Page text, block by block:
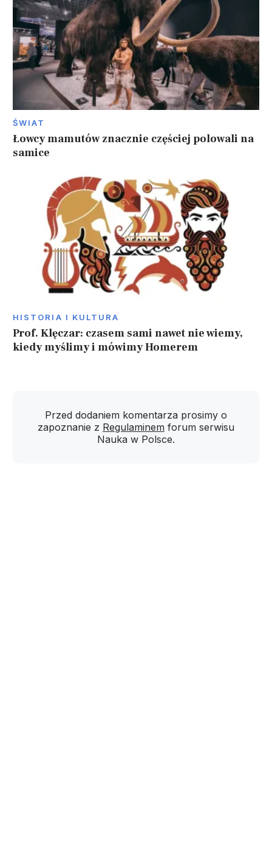
ŚWIAT
Łowcy mamutów znacznie częściej polowali na
samice
HISTORIA I KULTURA
Prof. Klęczar: czasem sami nawet nie wiemy,
kiedy myślimy i mówimy Homerem
Przed dodaniem komentarza prosimy o
zapoznanie z Regulaminem forum serwisu
Nauka w Polsce.